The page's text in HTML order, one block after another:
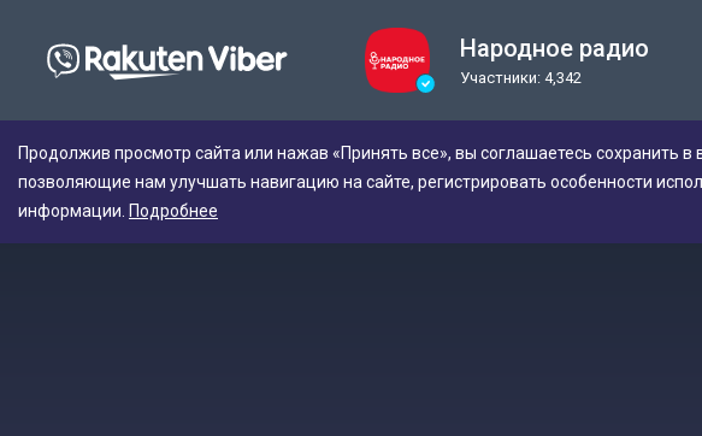
Народное радио
Участники: 4,342
Продолжив просмотр сайта или нажав «Принять все», вы соглашаетесь сохранить
позволяющие нам улучшать навигацию на сайте, регистрировать особенности
информации. Подробнее